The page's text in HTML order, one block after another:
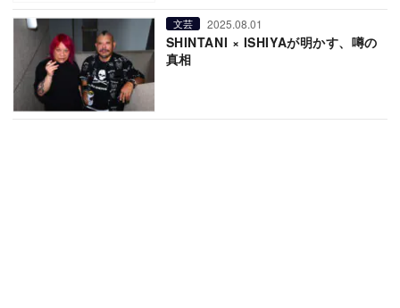
文芸 2025.08.01
SHINTANI × ISHIYAが明かす、噂の
真相